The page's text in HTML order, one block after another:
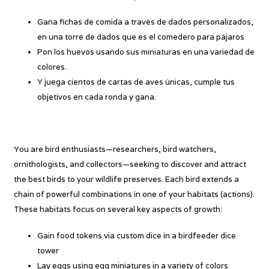
Gana fichas de comida a través de dados personalizados,
en una torre de dados que es el comedero para pájaros
Pon los huevos usando sus miniaturas en una variedad de
colores.
Y juega cientos de cartas de aves únicas, cumple tus
objetivos en cada ronda y gana.
You are bird enthusiasts—researchers, bird watchers,
ornithologists, and collectors—seeking to discover and attract
the best birds to your wildlife preserves. Each bird extends a
chain of powerful combinations in one of your habitats (actions).
These habitats focus on several key aspects of growth:
Gain food tokens via custom dice in a birdfeeder dice
tower
Lay eggs using egg miniatures in a variety of colors